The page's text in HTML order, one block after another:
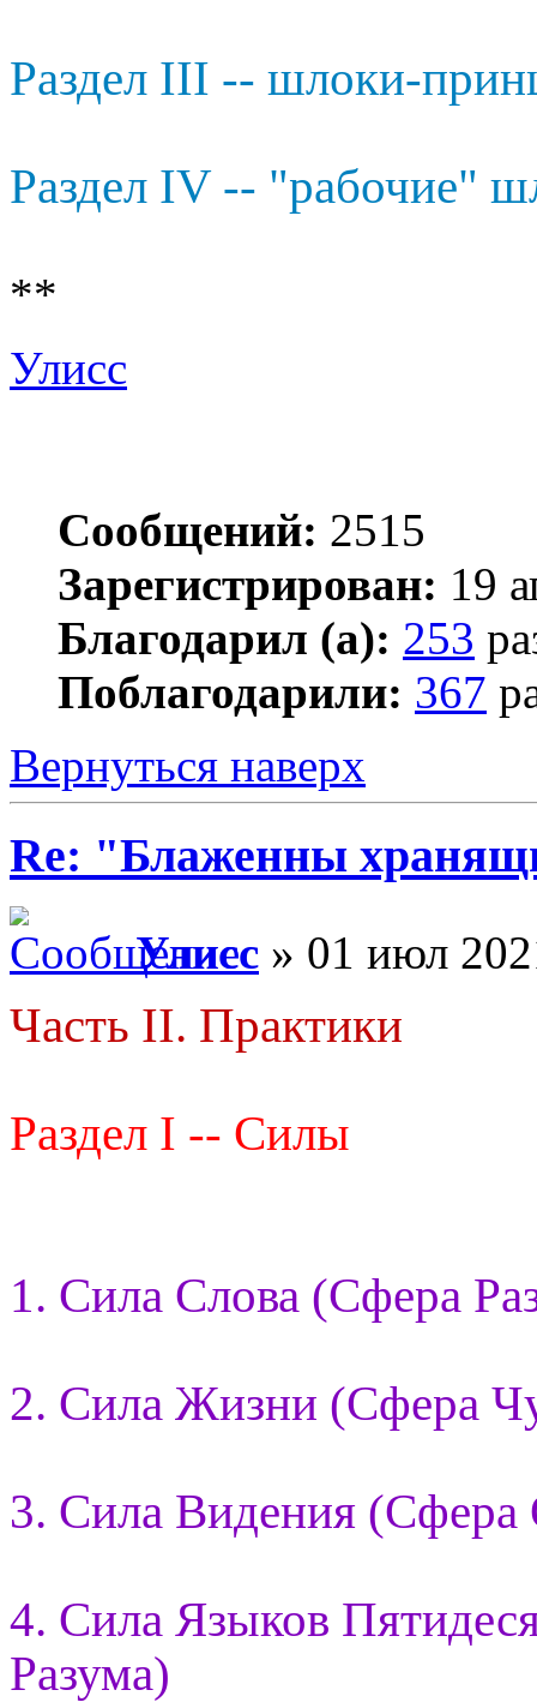
Раздел III -- шлоки-
Раздел IV -- "рабочие"
**
Улисс
Сообщений: 2515
Зарегистрирован: 19
Благодарил (а): 253
Поблагодарили: 367
Вернуться наверх
Re: "Блаженны
Улисс » 01 июл
Часть II. Практики
Раздел I -- Силы
1. Сила Слова (Сфера
2. Сила Жизни (Сфера
3. Сила Видения (Сфера
4. Сила Языков
Разума)